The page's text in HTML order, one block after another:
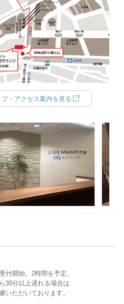
プ・アクセス案内を見る
付開始。2時間を予定。
30分以上遅れる場合は
いただいております。